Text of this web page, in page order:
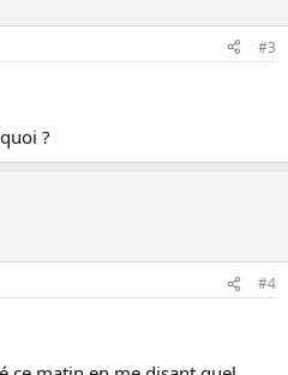
#3
?
#4